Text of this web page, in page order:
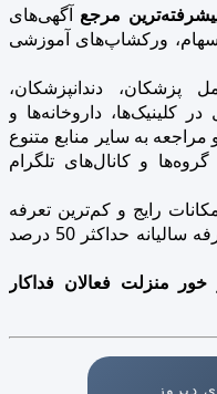
مرجع آگهی‌های
سهام، ورکشاپ‌های آموزشی
پزشکان، دندانپزشکان،
کلینیک‌ها، داروخانه‌ها و
به سایر منابع متنوع
و کانال‌های تلگرام
رایج و کم‌ترین تعرفه
بازار فراهم است و سقف افزایش تعرفه سالیانه حداکثر 50 درصد
منزلت فعالان فداکار
دیروز